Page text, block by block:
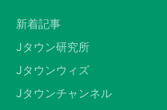
新着記事
Jタウン研究所
Jタウンウィズ
Jタウンチャンネル